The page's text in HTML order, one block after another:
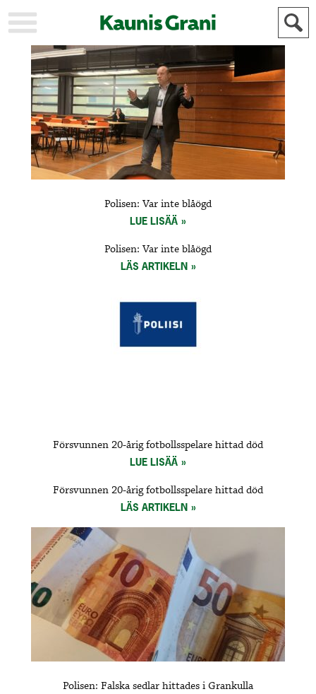
KAUPUNKI
STADEN
AJANKOHTAISTA
AKTUELLT
URHEILU
IDROTT
KULTTUURI
KULTUR
HISTORIA
HISTORIA
YLEINEN
ALLMÄN
FÖR
ANNONSÖRER
Polisen: Var inte blåögd
LUE LISÄÄ
Polisen: Var inte blåögd
LÄS ARTIKELN
Försvunnen 20-årig fotbollsspelare hittad död
LUE LISÄÄ
Försvunnen 20-årig fotbollsspelare hittad död
LÄS ARTIKELN
Polisen: Falska sedlar hittades i Grankulla